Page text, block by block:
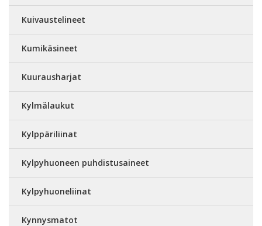
Kuivaustelineet
Kumikäsineet
Kuurausharjat
Kylmälaukut
Kylppäriliinat
Kylpyhuoneen puhdistusaineet
Kylpyhuoneliinat
Kynnysmatot